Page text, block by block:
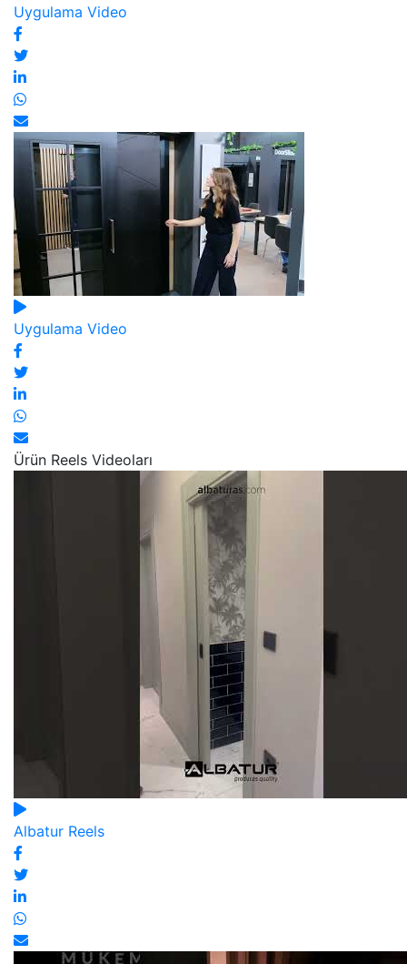
Uygulama Video
Uygulama Video
Ürün Reels Videoları
Albatur Reels